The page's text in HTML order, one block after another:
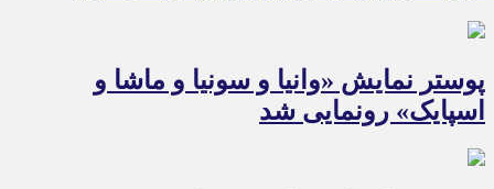
پوستر نمایش «وانیا و سونیا و ماشا و
اسپایک» رونمایی شد